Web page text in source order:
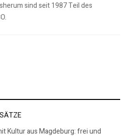
sind seit 1987 Teil des
Kultur aus Magdeburg: frei und